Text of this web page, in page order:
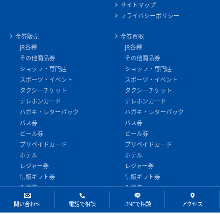
問い合わせ 電話で相談 LINEで相談 アクセス
サイトマップ
プライバシーポリシー
金券販売
JR各種
その他商品券
ショップ・専門店
スポーツ・イベント
タクシーチケット
テレホンカード
ハガキ・レターパック
バス券
ビール券
プリペイドカード
ホテル
レジャー券
信販ギフト券
入浴券
切手
印紙・証紙
金券買取
JR各種
その他商品券
ショップ・専門店
スポーツ・イベント
タクシーチケット
テレホンカード
ハガキ・レターパック
バス券
ビール券
プリペイドカード
ホテル
レジャー券
信販ギフト券
入浴券
切手
印紙・証紙